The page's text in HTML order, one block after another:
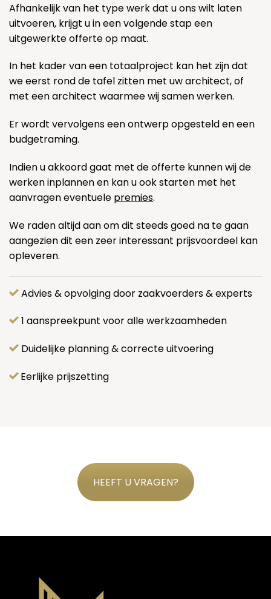
Afhankelijk van het type werk dat u ons wilt laten
uitvoeren, krijgt u in een volgende stap een
uitgewerkte offerte op maat.
In het kader van een totaalproject kan het zijn dat
we eerst rond de tafel zitten met uw architect, of
met een architect waarmee wij samen werken.
Er wordt vervolgens een ontwerp opgesteld en een
budgetraming.
Indien u akkoord gaat met de offerte kunnen wij de
werken inplannen en kan u ook starten met het
aanvragen eventuele premies.
We raden altijd aan om dit steeds goed na te gaan
aangezien dit een zeer interessant prijsvoordeel kan
opleveren.
Advies & opvolging door zaakvoerders & experts
1 aanspreekpunt voor alle werkzaamheden
Duidelijke planning & correcte uitvoering
Eerlijke prijszetting
HEEFT U VRAGEN?